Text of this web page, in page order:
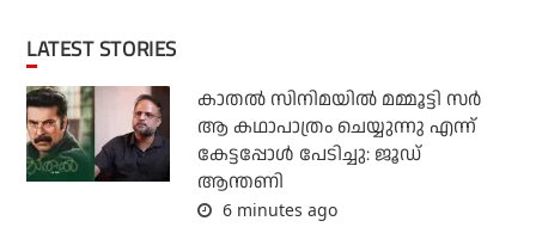
LATEST STORIES
കാതൽ സിനിമയിൽ മമ്മൂട്ടി സർ
ആ കഥാപാത്രം ചെയ്യുന്നു എന്ന്
കേട്ടപ്പോൾ പേടിച്ചു: ജൂഡ്
ആന്തണി
6 minutes ago